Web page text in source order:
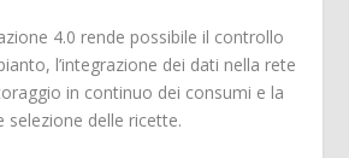
4.0 rende possibile il controllo
l’integrazione dei dati nella rete
in continuo dei consumi e la
selezione delle ricette.